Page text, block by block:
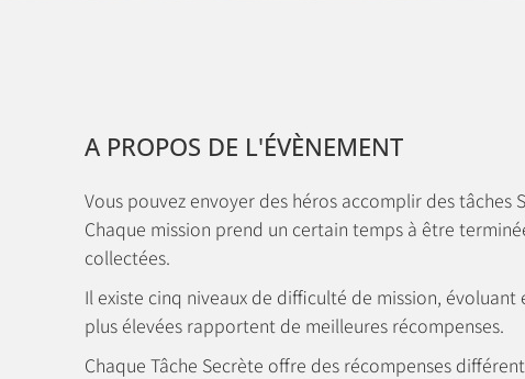
A PROPOS DE L'ÉVÈNEMENT
Vous pouvez envoyer des héros accomplir des tâches
Chaque mission prend un certain temps à être
collectées.
Il existe cinq niveaux de difficulté de mission,
plus élevées rapportent de meilleures récompenses.
Chaque Tâche Secrète offre des récompenses